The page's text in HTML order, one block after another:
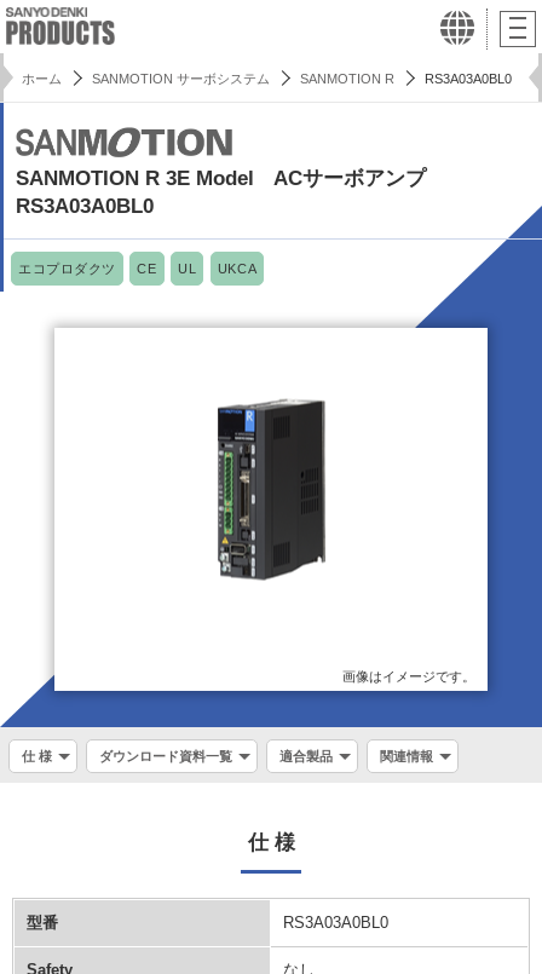
ホーム SANMOTION サーボシステム SANMOTION R RS3A03A0BL0
SANMOTION R 3E Model ACサーボアンプ
RS3A03A0BL0
エコプロダクツ CE UL UKCA
画像はイメージです。
仕 様 ダウンロード資料一覧 適合製品 関連情報
仕 様
型番 RS3A03A0BL0
Safety なし